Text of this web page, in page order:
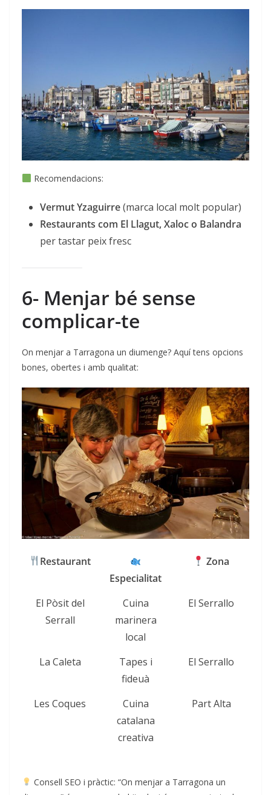
Recomendacions:
Vermut Yzaguirre(marca local molt popular)
Restaurants com El Llagut, Xaloc o Balandra
per tastar peix fresc
6- Menjar bé sense
complicar-te
On menjar a Tarragona un diumenge? Aquí tens opcions
bones, obertes i amb qualitat:
Restaurant
Especialitat
Zona
El Pòsit del
Serrall
Cuina
marinera
local
El Serrallo
La Caleta
Tapes i
fideuà
El Serrallo
Les Coques
Cuina
catalana
creativa
Part Alta
Consell SEO i pràctic: “On menjar a Tarragona un